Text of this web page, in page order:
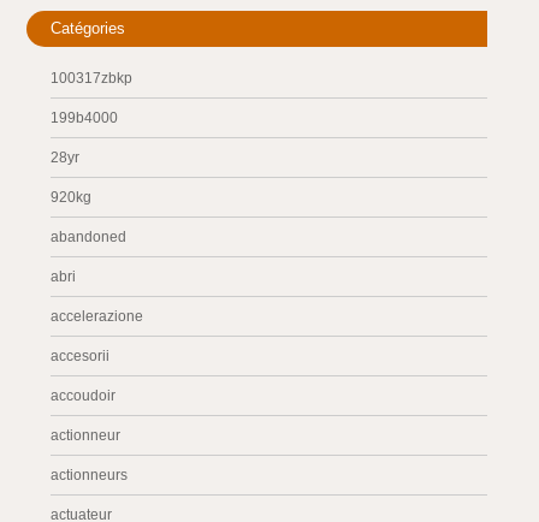
Catégories
100317zbkp
199b4000
28yr
920kg
abandoned
abri
accelerazione
accesorii
accoudoir
actionneur
actionneurs
actuateur